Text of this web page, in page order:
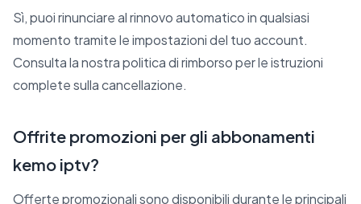
Sì, puoi rinunciare al rinnovo automatico in qualsiasi
momento tramite le impostazioni del tuo account.
Consulta la nostra politica di rimborso per le istruzioni
complete sulla cancellazione.
Offrite promozioni per gli abbonamenti
kemo iptv?
Offerte promozionali sono disponibili durante le principali